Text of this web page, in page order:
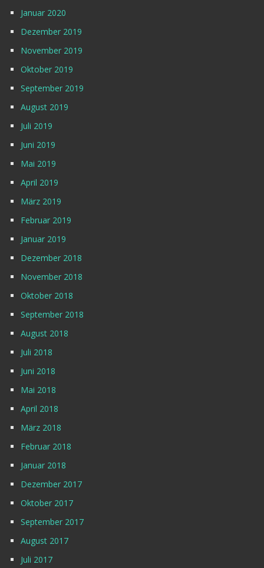
Januar 2020
Dezember 2019
November 2019
Oktober 2019
September 2019
August 2019
Juli 2019
Juni 2019
Mai 2019
April 2019
März 2019
Februar 2019
Januar 2019
Dezember 2018
November 2018
Oktober 2018
September 2018
August 2018
Juli 2018
Juni 2018
Mai 2018
April 2018
März 2018
Februar 2018
Januar 2018
Dezember 2017
Oktober 2017
September 2017
August 2017
Juli 2017